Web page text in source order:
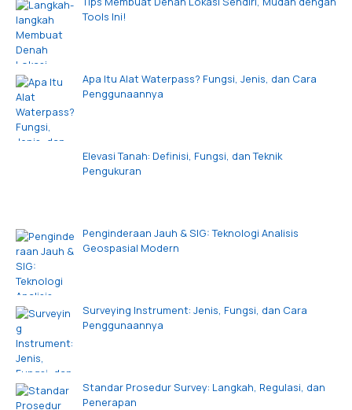
Tools Ini!
Apa Itu Alat Waterpass? Fungsi, Jenis, dan Cara
Penggunaannya
Elevasi Tanah: Definisi, Fungsi, dan Teknik
Pengukuran
Penginderaan Jauh & SIG: Teknologi Analisis
Geospasial Modern
Surveying Instrument: Jenis, Fungsi, dan Cara
Penggunaannya
Standar Prosedur Survey: Langkah, Regulasi, dan
Penerapan